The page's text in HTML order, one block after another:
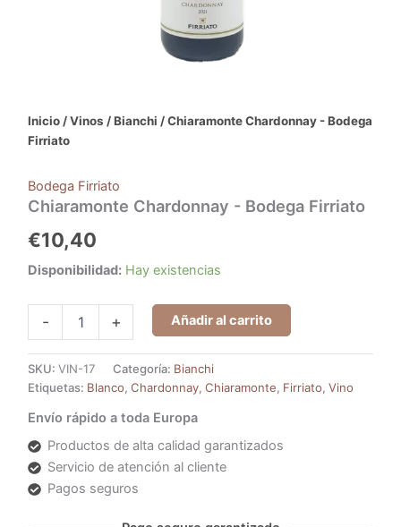
Inicio /Vinos /Bianchi / Chiaramonte Chardonnay - Bodega
Firriato
Bodega Firriato
Chiaramonte Chardonnay - Bodega Firriato
€10,40
Disponibilidad: Hay existencias
- + Añadir al carrito
SKU:VIN-17 Categoría: Bianchi
Etiquetas: Blanco,Chardonnay,Chiaramonte, Firriato,Vino
Envío rápido a toda Europa
Productos de alta calidad garantizados
Servicio de atención al cliente
Pagos seguros